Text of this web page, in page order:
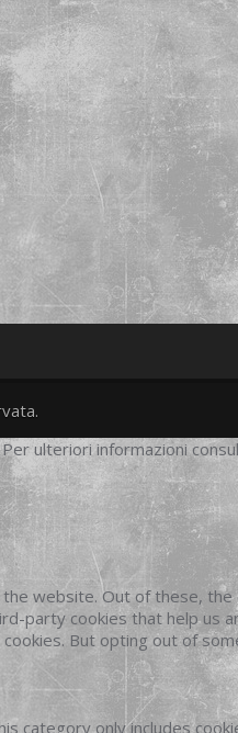
facebook
ulteriori informazioni
website. Out of these,
party cookies that help us
But opting out of
category only includes